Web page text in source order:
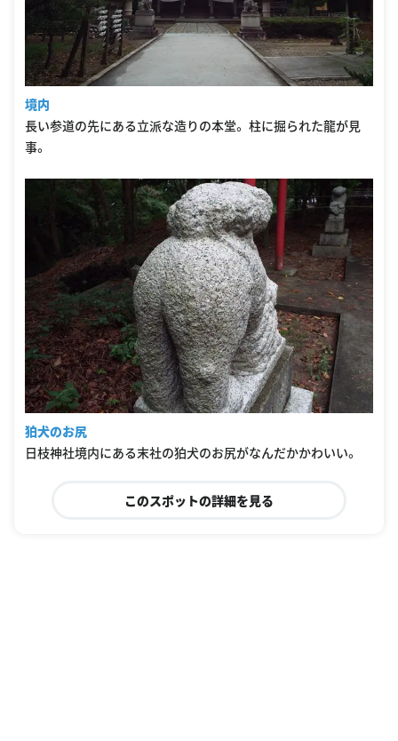
境内
長い参道の先にある立派な造りの本堂。 柱に掘られた龍が見
事。
狛犬のお尻
日枝神社境内にある末社の狛犬のお尻がなんだかかわいい。
このスポットの詳細を見る